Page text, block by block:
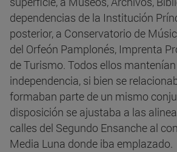
dependencias de la Institución
posterior, a Conservatorio de
del Orfeón Pamplonés, Imprenta
de Turismo. Todos ellos
independencia, si bien se
formaban parte de un mismo
disposición se ajustaba a las
calles del Segundo Ensanche al
Media Luna donde iba emplazado.